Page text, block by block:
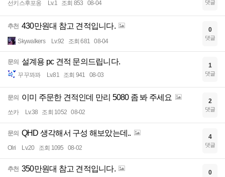
선키스후포옹 Lv.1 조회 853 08-04 댓글
추천 430만원대 참고 견적입니다.
Skywalkers Lv.92 조회 681 08-04
0
댓글
문의 설계용 pc 견적 문의드립니다.
꾸꾸꽈꽈 Lv.81 조회 941 08-03
1
댓글
문의 이미 주문한 견적인데 만리 5080 좀 봐 주세요
쏘카 Lv.38 조회 1052 08-02
2
댓글
문의 QHD 생각해서 구성 해보았는데..
Olri Lv.20 조회 1095 08-02
4
댓글
추천 350만원대 참고 견적입니다. 0